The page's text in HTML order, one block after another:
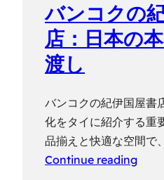
バンコクの
店：日本の
渡し
バンコクの紀伊国屋書
化をタイに紹介する重
品揃えと快適な空間で
Continue reading